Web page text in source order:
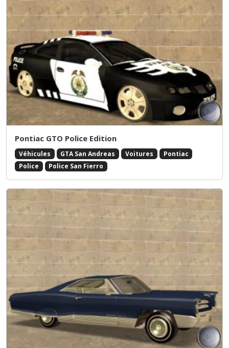
Pontiac GTO Police Edition
Véhicules GTA San Andreas Voitures
Pontiac
Police
Police San Fierro